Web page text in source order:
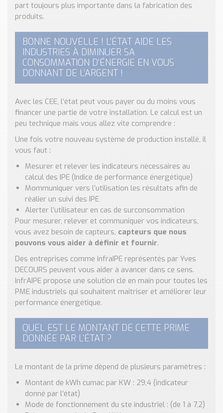
part toujours plus importante dans la fabrication des
produits.
BONNE NOUVELLE ! L’ÉTAT AIDE LES
INDUSTRIES À DIMINUER SA
CONSOMMATION D’ÉNERGIE EN VOUS
DONNANT DE L’ARGENT !
Avec les CEE, l’état peut vous payer ou du moins vous
financer une partie de votre installation. Le calcul est un
peu technique mais vous allez vite comprendre :
Une fois votre nouveau système de production installé, il
vous faut :
Mesurer et relever les indicateurs nécessaires au
calcul des IPE (Indice de performance énergétique)
Mommuniquer vers l’utilisation les résultats afin de
réalier un suivi des IPE
Alerter l’utilisateur en cas de surconsommation
Pour mesurer, relever et communiquer vos indicateurs,
vous avez besoin de capteurs, capteurs que nous
pouvons vous aider à définir et fournir.
Des entreprises comme infraIPE représentés par Yves
DECOURS peuvent vous aider à avancer dans ce sens.
InfrAIPE propose une solution clé en main pour toutes les
PME industriels qui souhaitent maitriser et améliorer leur
performance énergétique.
QUEL EST LE MONTANT DE CETTE PRIME
DONNÉE PAR L’ÉTAT ?
Le montant de la prime dépend de plusieurs paramètres :
Montant de kWh cumac par KW : 29,4 (indicateur
donné par l’état)
Mode de fonctionnement du ste industriel : (de 1 à 7,2)